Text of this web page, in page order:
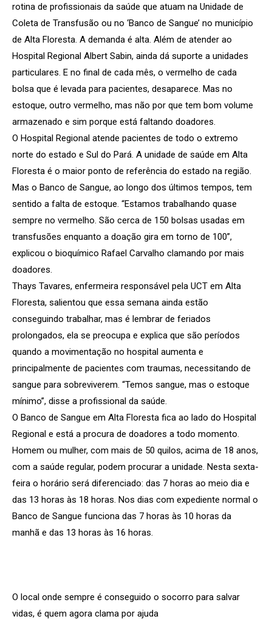
rotina de profissionais da saúde que atuam na Unidade de
Coleta de Transfusão ou no ‘Banco de Sangue’ no município
de Alta Floresta. A demanda é alta. Além de atender ao
Hospital Regional Albert Sabin, ainda dá suporte a unidades
particulares. E no final de cada mês, o vermelho de cada
bolsa que é levada para pacientes, desaparece. Mas no
estoque, outro vermelho, mas não por que tem bom volume
armazenado e sim porque está faltando doadores.
O Hospital Regional atende pacientes de todo o extremo
norte do estado e Sul do Pará. A unidade de saúde em Alta
Floresta é o maior ponto de referência do estado na região.
Mas o Banco de Sangue, ao longo dos últimos tempos, tem
sentido a falta de estoque. “Estamos trabalhando quase
sempre no vermelho. São cerca de 150 bolsas usadas em
transfusões enquanto a doação gira em torno de 100”,
explicou o bioquímico Rafael Carvalho clamando por mais
doadores.
Thays Tavares, enfermeira responsável pela UCT em Alta
Floresta, salientou que essa semana ainda estão
conseguindo trabalhar, mas é lembrar de feriados
prolongados, ela se preocupa e explica que são períodos
quando a movimentação no hospital aumenta e
principalmente de pacientes com traumas, necessitando de
sangue para sobreviverem. “Temos sangue, mas o estoque
mínimo”, disse a profissional da saúde.
O Banco de Sangue em Alta Floresta fica ao lado do Hospital
Regional e está a procura de doadores a todo momento.
Homem ou mulher, com mais de 50 quilos, acima de 18 anos,
com a saúde regular, podem procurar a unidade. Nesta sexta-
feira o horário será diferenciado: das 7 horas ao meio dia e
das 13 horas às 18 horas. Nos dias com expediente normal o
Banco de Sangue funciona das 7 horas às 10 horas da
manhã e das 13 horas às 16 horas.
O local onde sempre é conseguido o socorro para salvar
vidas, é quem agora clama por ajuda